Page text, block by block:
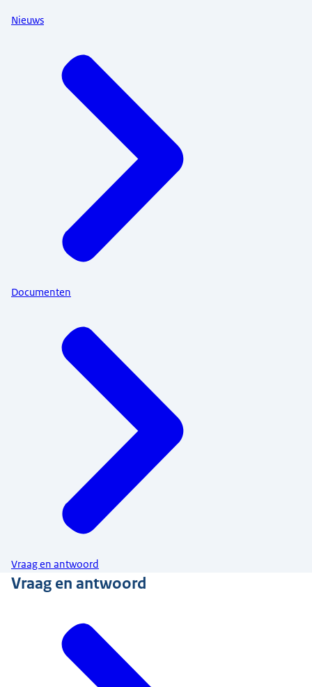
Nieuws
Documenten
Vraag en antwoord
Vraag en antwoord